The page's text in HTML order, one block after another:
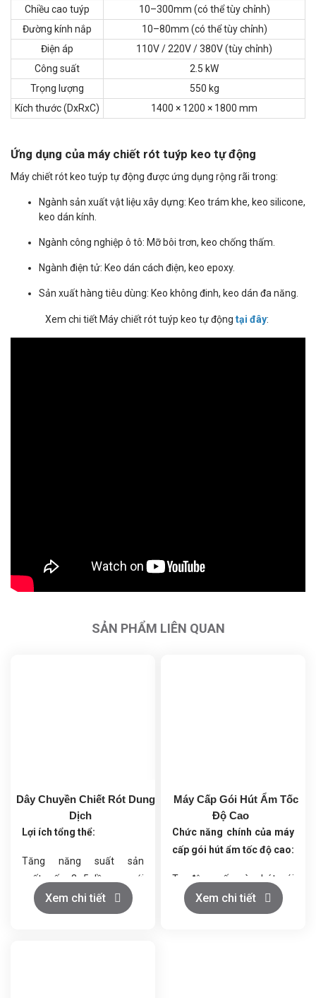
Chiều cao tuýp
10–300mm (có thể tùy chỉnh)
Đường kính nắp
10–80mm (có thể tùy chỉnh)
Điện áp
110V / 220V / 380V (tùy chỉnh)
Công suất
2.5 kW
Trọng lượng
550 kg
Kích thước (DxRxC)
1400 × 1200 × 1800 mm
Ứng dụng của máy chiết rót tuýp keo tự động
Máy chiết rót keo tuýp tự động được ứng dụng rộng rãi trong:
Ngành sản xuất vật liệu xây dựng: Keo trám khe, keo silicone,
keo dán kính.
Ngành công nghiệp ô tô: Mỡ bôi trơn, keo chống thấm.
Ngành điện tử: Keo dán cách điện, keo epoxy.
Sản xuất hàng tiêu dùng: Keo không đinh, keo dán đa năng.
Xem chi tiết Máy chiết rót tuýp keo tự động tại đây:
SẢN PHẨM LIÊN QUAN
Dây Chuyền Chiết Rót Dung
Dịch
Lợi ích tổng thể:
Tăng năng suất sản
xuất gấp 3–5 lần so với
chiết rót thủ công.
Đảm bảo độ chính xác định
Xem chi tiết
Máy Cấp Gói Hút Ẩm Tốc
Độ Cao
Chức năng chính của máy
cấp gói hút ẩm tốc độ cao:
Tự động cấp và nhét gói
hút ẩm vào chai hoặc bao
bì theo đúng vị trí.
Xem chi tiết